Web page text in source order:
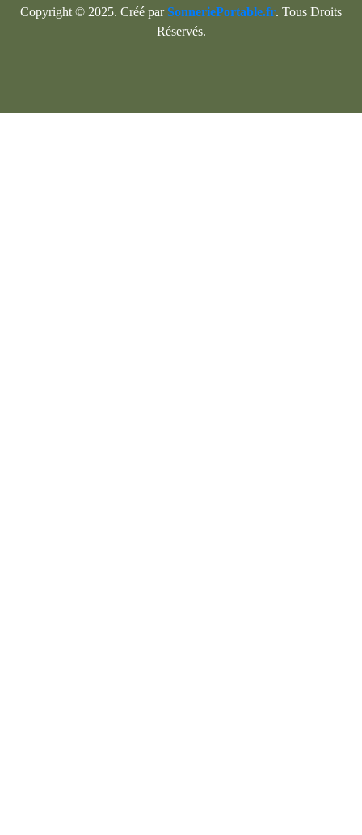
Copyright © 2025. Créé parSonneriePortable.fr. Tous Droits
Réservés.